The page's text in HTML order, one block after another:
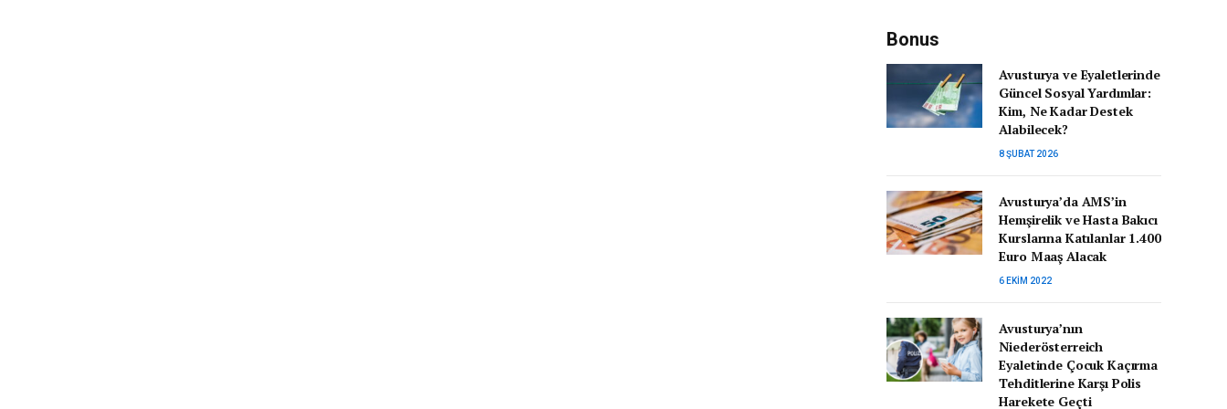
Bonus
Avusturya ve Eyaletlerinde
Güncel Sosyal Yardımlar:
Kim, Ne Kadar Destek
Alabilecek?
8 ŞUBAT 2026
Avusturya’da AMS’in
Hemşirelik ve Hasta Bakıcı
Kurslarına Katılanlar 1.400
Euro Maaş Alacak
6 EKIM 2022
Avusturya’nın
Niederösterreich
Eyaletinde Çocuk Kaçırma
Tehditlerine Karşı Polis
Harekete Geçti